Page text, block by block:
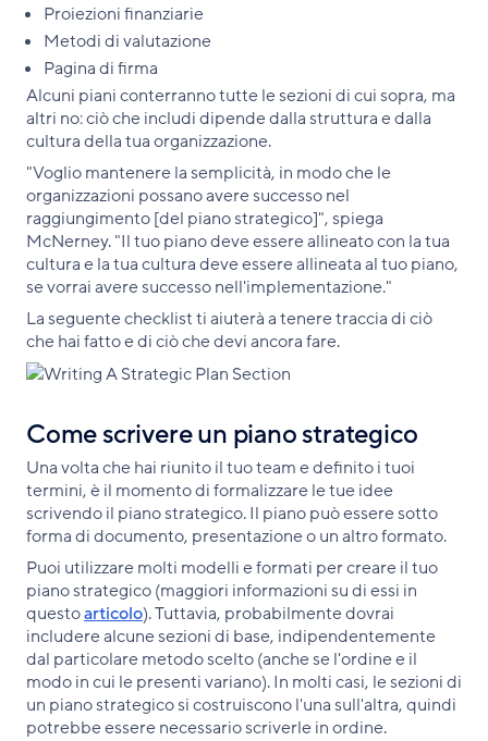
Proiezioni finanziarie
Metodi di valutazione
Pagina di firma
Alcuni piani conterranno tutte le sezioni di cui sopra, ma
altri no: ciò che includi dipende dalla struttura e dalla
cultura della tua organizzazione.
"Voglio mantenere la semplicità, in modo che le
organizzazioni possano avere successo nel
raggiungimento [del piano strategico]", spiega
McNerney. "Il tuo piano deve essere allineato con la tua
cultura e la tua cultura deve essere allineata al tuo piano,
se vorrai avere successo nell'implementazione."
La seguente checklist ti aiuterà a tenere traccia di ciò
che hai fatto e di ciò che devi ancora fare.
Come scrivere un piano strategico
Una volta che hai riunito il tuo team e definito i tuoi
termini, è il momento di formalizzare le tue idee
scrivendo il piano strategico. Il piano può essere sotto
forma di documento, presentazione o un altro formato.
Puoi utilizzare molti modelli e formati per creare il tuo
piano strategico (maggiori informazioni su di essi in
questoarticolo). Tuttavia, probabilmente dovrai
includere alcune sezioni di base, indipendentemente
dal particolare metodo scelto (anche se l'ordine e il
modo in cui le presenti variano). In molti casi, le sezioni di
un piano strategico si costruiscono l'una sull'altra, quindi
potrebbe essere necessario scriverle in ordine.